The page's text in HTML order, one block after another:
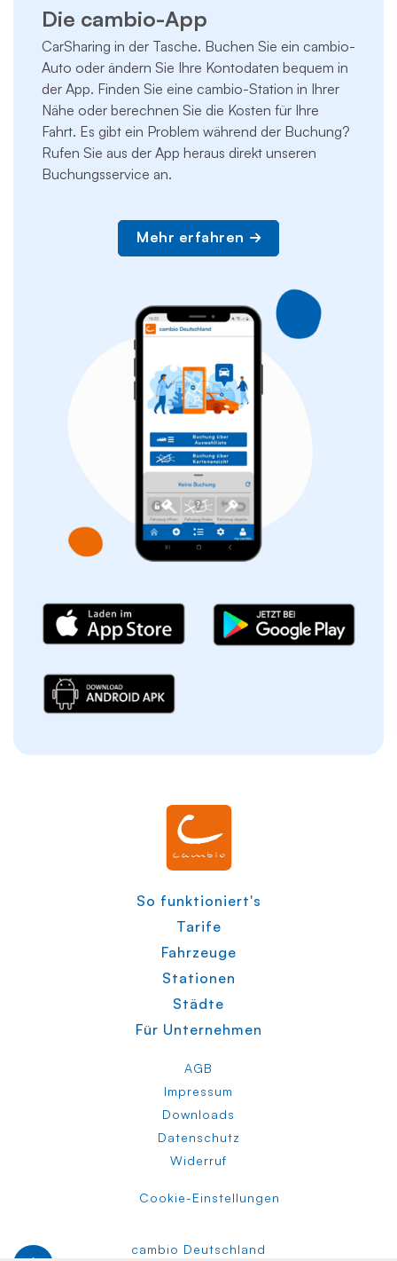
Die cambio-App
CarSharing in der Tasche. Buchen Sie ein cambio-
Auto oder ändern Sie Ihre Kontodaten bequem in
der App. Finden Sie eine cambio-Station in Ihrer
Nähe oder berechnen Sie die Kosten für Ihre
Fahrt. Es gibt ein Problem während der Buchung?
Rufen Sie aus der App heraus direkt unseren
Buchungsservice an.
Mehr erfahren
So funktioniert's
Tarife
Fahrzeuge
Stationen
Städte
Für Unternehmen
AGB
Impressum
Downloads
Datenschutz
Widerruf
Cookie-Einstellungen
cambio Deutschland